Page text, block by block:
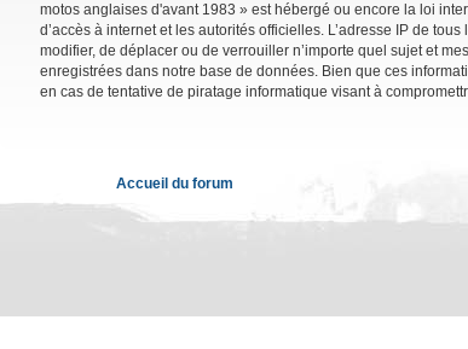
motos anglaises d'avant 1983 » est hébergé ou encore la loi
d’accès à internet et les autorités officielles. L’adresse IP de
modifier, de déplacer ou de verrouiller n’importe quel sujet et
enregistrées dans notre base de données. Bien que ces
en cas de tentative de piratage informatique visant à
Accueil du forum